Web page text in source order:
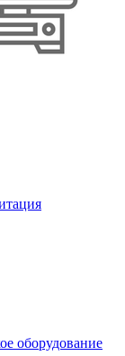
оборудование